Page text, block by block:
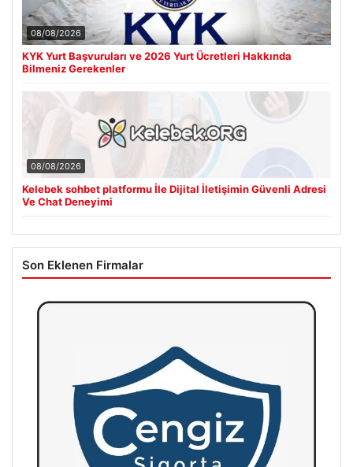
08/08/2026
KYK Yurt Başvuruları ve 2026 Yurt Ücretleri Hakkında
Bilmeniz Gerekenler
08/08/2026
Kelebek sohbet platformu İle Dijital İletişimin Güvenli Adresi
Ve Chat Deneyimi
Son Eklenen Firmalar